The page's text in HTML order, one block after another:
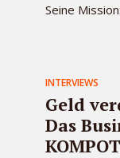
Seine
INTERVIEWS
Geld
Das